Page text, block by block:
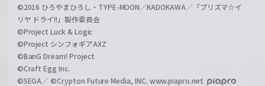
©2016 ひろやまひろし・TYPE-MOON／KADOKAWA／「プリズマ☆イ
リヤ ドライ!!」製作委員会
©Project Luck & Logic
©Project シンフォギアAXZ
©BanG Dream! Project
©Craft Egg Inc.
©SEGA／ ©Crypton Future Media, INC. www.piapro.net